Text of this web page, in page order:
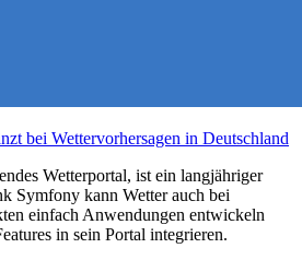
bei Wettervorhersagen in Deutschland
Wetterportal, ist ein langjähriger
Symfony kann Wetter auch bei
einfach Anwendungen entwickeln
in sein Portal integrieren.